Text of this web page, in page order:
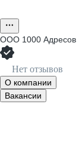
ООО 1000 Адресов
Нет отзывов
О компании
Вакансии